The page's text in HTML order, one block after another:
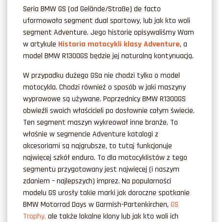
Seria BMW GS (od Gelände/Straße) de facto
uformowała segment dual sportowy, lub jak kto woli
segment Adventure. Jego historię opisywaliśmy Wam
w artykule Historia motocykli klasy Adventure, a
model BMW R1300GS będzie jej naturalną kontynuacją.
W przypadku dużego GSa nie chodzi tylko o model
motocykla. Chodzi również o sposób w jaki maszyny
wyprawowe są używane. Poprzednicy BMW R1300GS
obwieźli swoich właścicieli po dosłownie całym świecie.
Ten segment maszyn wykreował inne branże. To
właśnie w segmencie Adventure katalogi z
akcesoriami są najgrubsze, to tutaj funkcjonuje
najwięcej szkół enduro. To dla motocyklistów z tego
segmentu przygotowany jest najwięcej (i naszym
zdaniem – najlepszych) imprez. Na popularności
modelu GS urosły takie marki jak doroczne spotkanie
BMW Motorrad Days w Garmish-Partenkirchen, GS
Trophy, ale także lokalne klony lub jak kto woli ich